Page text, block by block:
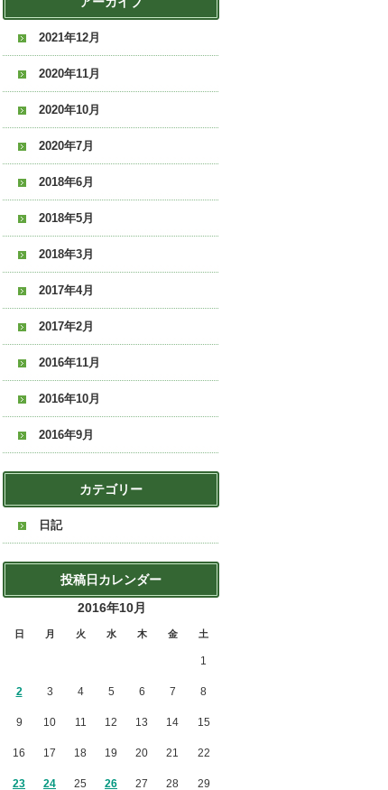
2021年12月
2020年11月
2020年10月
2020年7月
2018年6月
2018年5月
2018年3月
2017年4月
2017年2月
2016年11月
2016年10月
2016年9月
カテゴリー
日記
投稿日カレンダー
2016年10月
日 月 火 水 木 金 土
1
2 3 4 5 6 7 8
9 10 11 12 13 14 15
16 17 18 19 20 21 22
23 24 25 26 27 28 29